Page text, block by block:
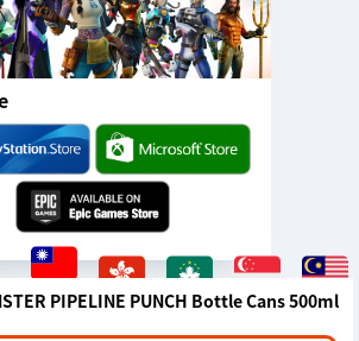
PIPELINE PUNCH Bottle Cans 500ml